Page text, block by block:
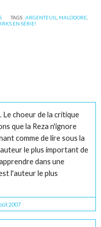
TAGS :ARGENTEUIL MALODORE,
EN SÉRIE!
Le choeur de la critique
que la Reza n'ignore
comme de lire sous la
le plus important de
dans une
l'auteur le plus
2007